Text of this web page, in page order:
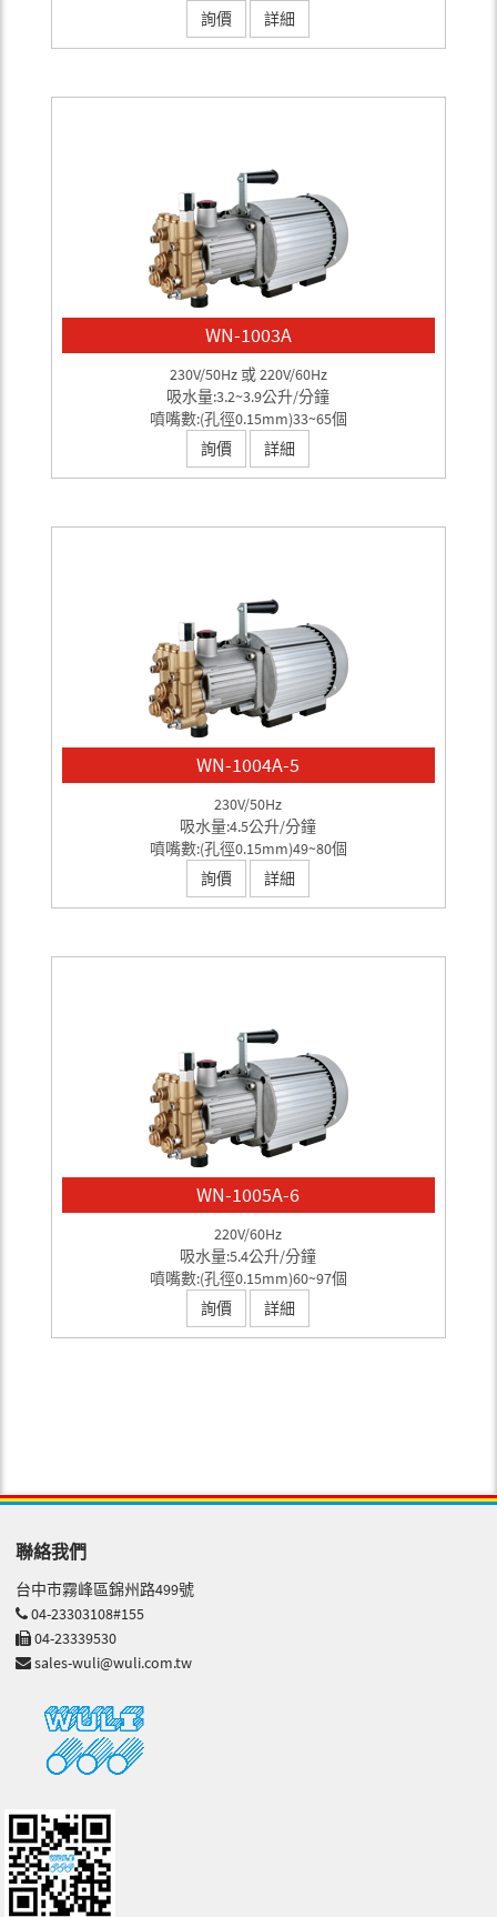
詢價
詳細
WN-1003A
230V/50Hz 或 220V/60Hz
吸水量:3.2~3.9公升/分鐘
噴嘴數:(孔徑0.15mm)33~65個
詢價
詳細
WN-1004A-5
230V/50Hz
吸水量:4.5公升/分鐘
噴嘴數:(孔徑0.15mm)49~80個
詢價
詳細
WN-1005A-6
220V/60Hz
吸水量:5.4公升/分鐘
噴嘴數:(孔徑0.15mm)60~97個
詢價
詳細
聯絡我們
台中市霧峰區錦州路499號
04-23303108#155
04-23339530
sales-wuli@wuli.com.tw